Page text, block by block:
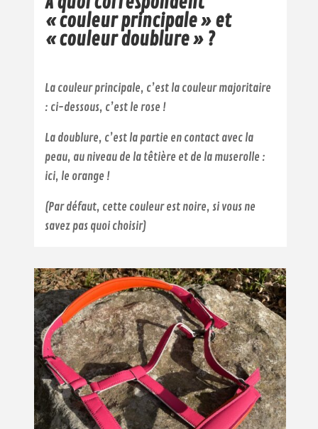
« couleur principale » et
« couleur doublure » ?
La couleur principale, c’est la couleur majoritaire
: ci-dessous, c’est le rose !
La doublure, c’est la partie en contact avec la
peau, au niveau de la têtière et de la muserolle :
ici, le orange !
(Par défaut, cette couleur est noire, si vous ne
savez pas quoi choisir)